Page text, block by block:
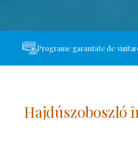
Programe garantate de
Hajdúszoboszló